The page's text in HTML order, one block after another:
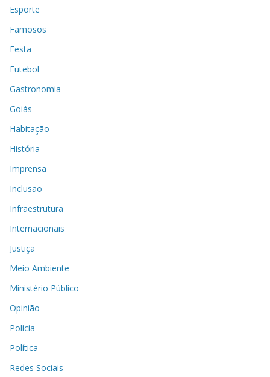
Esporte
Famosos
Festa
Futebol
Gastronomia
Goiás
Habitação
História
Imprensa
Inclusão
Infraestrutura
Internacionais
Justiça
Meio Ambiente
Ministério Público
Opinião
Polícia
Política
Redes Sociais